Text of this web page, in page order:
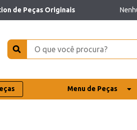
de Peças Originais
Menu de Peças